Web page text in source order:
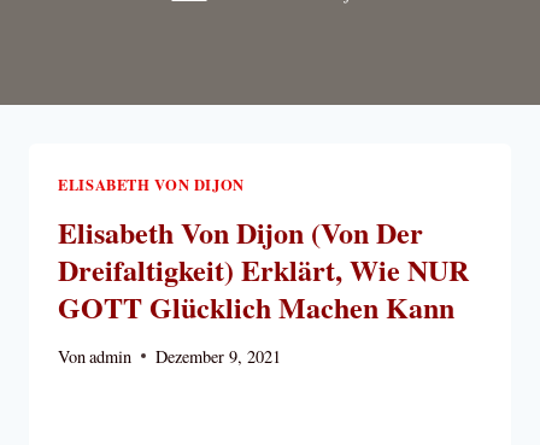
ELISABETH VON DIJON
Elisabeth Von Dijon (von Der
Dreifaltigkeit) Erklärt, Wie NUR
GOTT Glücklich Machen Kann
Vonadmin Dezember 9, 2021